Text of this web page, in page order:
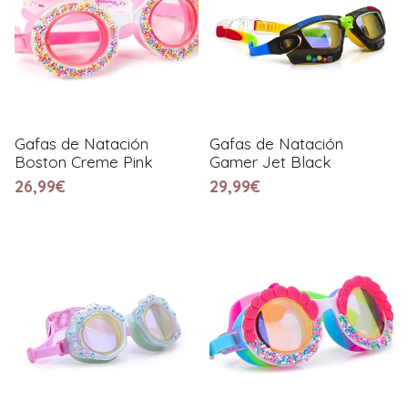
Gafas de Natación
Boston Creme Pink
26,99€
Gafas de Natación
Gamer Jet Black
29,99€